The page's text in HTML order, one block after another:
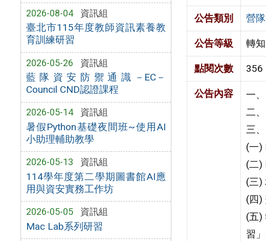
2026-08-04 資訊組
臺北市115年度教師資訊素養教
育訓練研習
2026-05-26 資訊組
藍隊資安防禦通識－EC－
Council CND認證課程
2026-05-14 資訊組
暑假Python基礎夜間班~使用AI
小助理輔助教學
2026-05-13 資訊組
114學年度第二學期圖書館AI應
用與資安實務工作坊
2026-05-05 資訊組
Mac Lab系列研習
公告類別 營
公告等級 轉知
點閱次數 356
公告內容
一
二
三
(一)
(二)
(三)
(四)
(五)
習